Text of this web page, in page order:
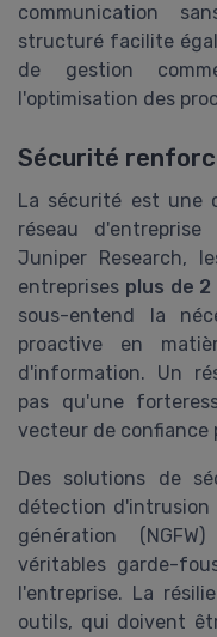
communication
structuré facilite
de gestion
l'optimisation des
Sécurité
La sécurité est une
réseau
Juniper Research,
entreprises plus de
sous-entend la
proactive en
d'information. Un
pas qu'une
vecteur de confiance
Des solutions de
détection d'intrusion
génération
véritables garde-
l'entreprise. La
outils, qui doivent